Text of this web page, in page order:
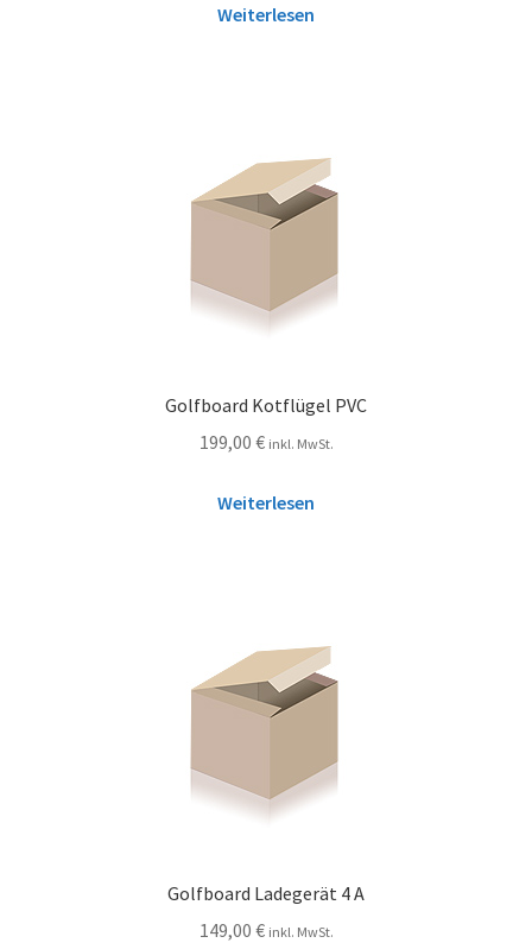
Weiterlesen
Golfboard Kotflügel PVC
199,00 € inkl. MwSt.
Weiterlesen
Golfboard Ladegerät 4 A
149,00 € inkl. MwSt.